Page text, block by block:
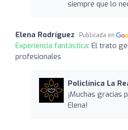
siempre que lo
Elena Rodríguez Publicada en
Experiencia fantástica: El trato
profesionales
Policlínica La
¡Muchas gracias
Elena!